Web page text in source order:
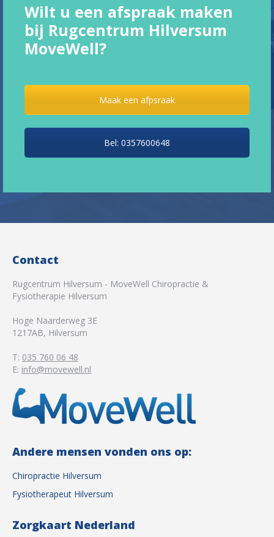
Wilt u een afspraak maken
bij Rugcentrum Hilversum
MoveWell?
Maak een afpsraak
Bel: 0357600648
Contact
Rugcentrum Hilversum - MoveWell Chiropractie &
Fysiotherapie Hilversum
Hoge Naarderweg 3E
1217AB, Hilversum
T: 035 760 06 48
E: info@movewell.nl
Andere mensen vonden ons op:
Chiropractie Hilversum
Fysiotherapeut Hilversum
Zorgkaart Nederland